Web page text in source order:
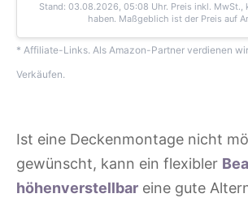
Stand: 03.08.2026, 05:08 Uhr. Preis inkl. MwSt.,
haben. Maßgeblich ist der Preis auf
* Affiliate-Links. Als Amazon-Partner verdienen
Verkäufen.
Ist eine Deckenmontage nicht
gewünscht, kann ein flexibler
höhenverstellbar eine gute